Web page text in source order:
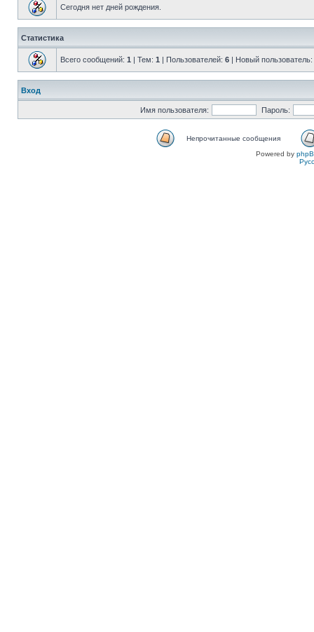
Сегодня нет дней рождения.
Статистика
Всего сообщений: 1 | Тем: 1 | Пользователей: 6 | Новый пользователь:
Вход
Имя пользователя: Пароль:
Непрочитанные сообщения
Powered by